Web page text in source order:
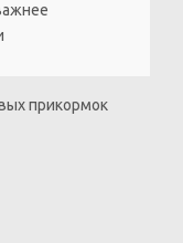
прикормок